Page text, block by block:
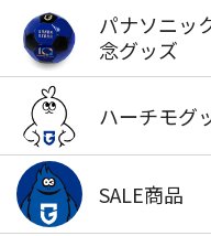
パナソニッ
念グッズ
ハーチモグ
SALE商品